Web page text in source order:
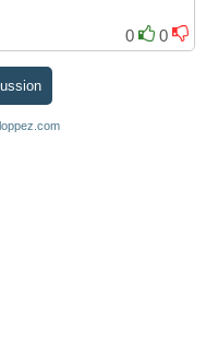
0
0